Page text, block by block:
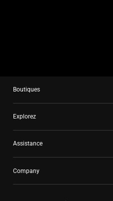
Boutiques
Explorez
Assistance
Company